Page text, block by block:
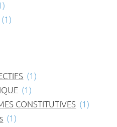
(1)
(1)
(1)
CONSTITUTIVES (1)
(1)